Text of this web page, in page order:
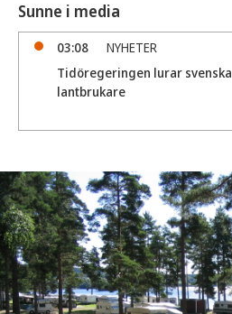
Sunne i media
03:08
NYHETER
Tidöregeringen lurar svenska
lantbrukare